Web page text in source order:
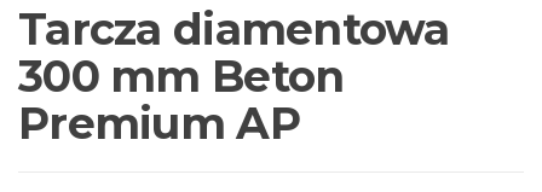
Tarcza diamentowa
300 mm Beton
Premium AP